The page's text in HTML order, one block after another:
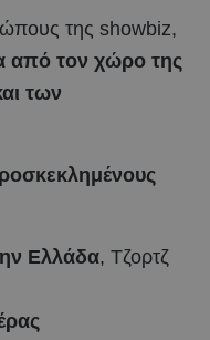
της showbiz,
από τον χώρο της
των
Ελλάδα, Τζορτζ